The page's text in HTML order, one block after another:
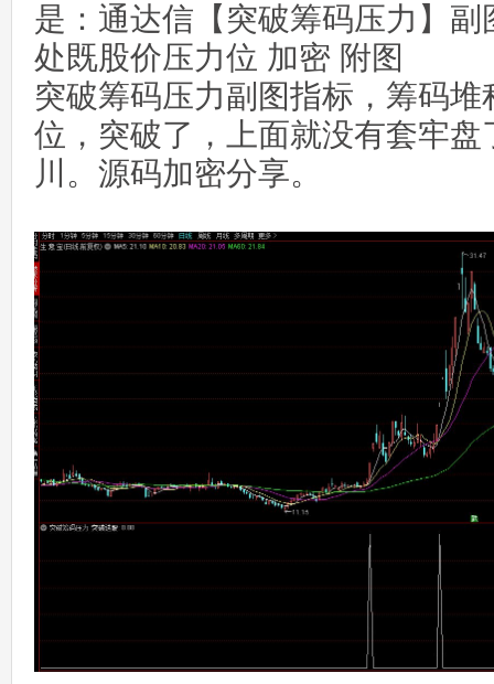
是：通达信【突破筹码压力】
处既股价压力位 加密 附图
突破筹码压力副图指标，筹码
位，突破了，上面就没有套牢
川。源码加密分享。